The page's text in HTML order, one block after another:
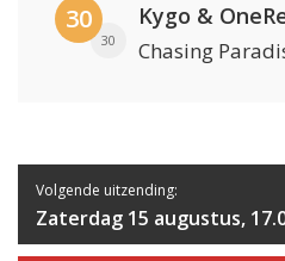
30
30
Kygo &
Chasing
Volgende uitzending:
Zaterdag 15 augustus,